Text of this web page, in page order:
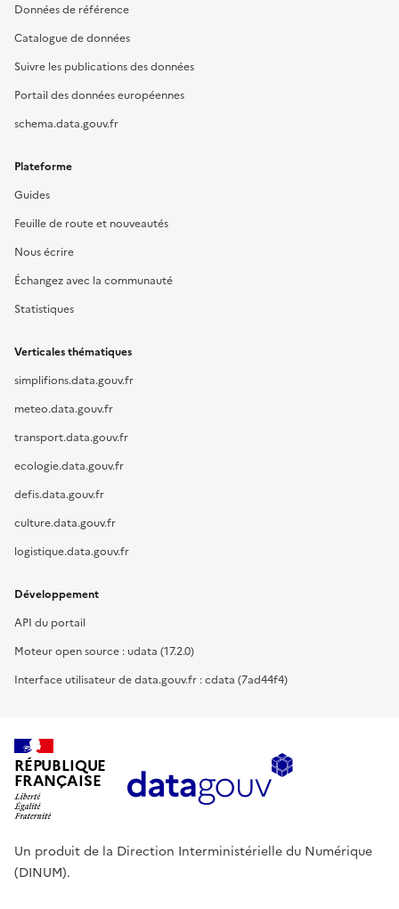
Données de référence
Catalogue de données
Suivre les publications des données
Portail des données européennes
schema.data.gouv.fr
Plateforme
Guides
Feuille de route et nouveautés
Nous écrire
Échangez avec la communauté
Statistiques
Verticales thématiques
simplifions.data.gouv.fr
meteo.data.gouv.fr
transport.data.gouv.fr
ecologie.data.gouv.fr
defis.data.gouv.fr
culture.data.gouv.fr
logistique.data.gouv.fr
Développement
API du portail
Moteur open source : udata (17.2.0)
Interface utilisateur de data.gouv.fr : cdata (7ad44f4)
RÉPUBLIQUE
FRANÇAISE
Un produit de la Direction Interministérielle du Numérique
(DINUM).